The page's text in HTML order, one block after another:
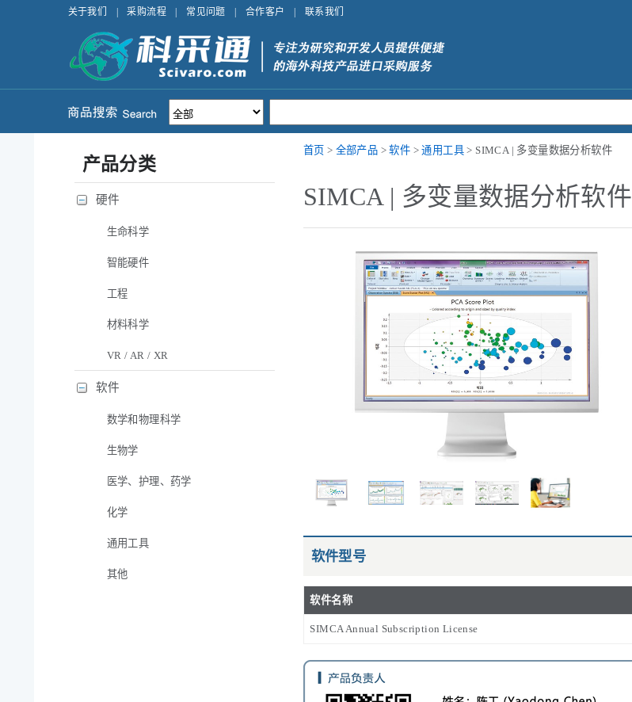
关于我们 采购流程 常见问题 合作客户 联系我们
首页 > 全部产品 >软件 >通用工具> SIMCA | 多变量数据分析软件
SIMCA | 多变量数据分析软件
软件型号
软件名称
SIMCA Annual Subscription License
产品分类
硬件
生命科学
智能硬件
工程
材料科学
VR / AR / XR
软件
数学和物理科学
生物学
医学、护理、药学
化学
通用工具
其他